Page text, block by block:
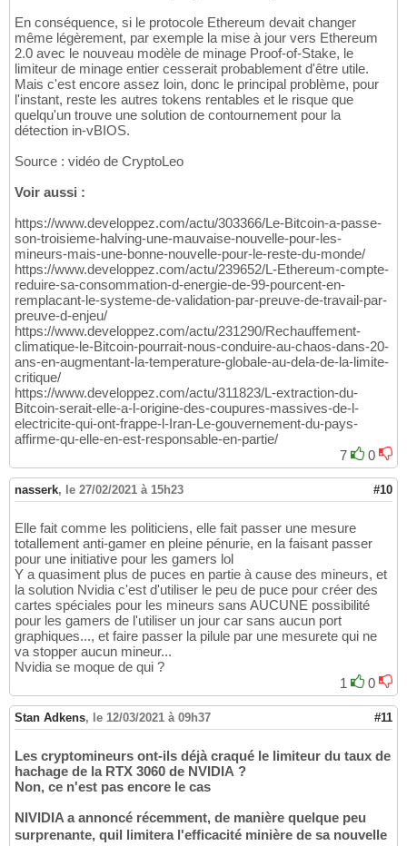
En conséquence, si le protocole Ethereum devait changer
même légèrement, par exemple la mise à jour vers Ethereum
2.0 avec le nouveau modèle de minage Proof-of-Stake, le
limiteur de minage entier cesserait probablement d'être utile.
Mais c'est encore assez loin, donc le principal problème, pour
l'instant, reste les autres tokens rentables et le risque que
quelqu'un trouve une solution de contournement pour la
détection in-vBIOS.
Source : vidéo de CryptoLeo
Voir aussi :
https://www.developpez.com/actu/303366/Le-Bitcoin-a-passe-
son-troisieme-halving-une-mauvaise-nouvelle-pour-les-
mineurs-mais-une-bonne-nouvelle-pour-le-reste-du-monde/
https://www.developpez.com/actu/239652/L-Ethereum-compte-
reduire-sa-consommation-d-energie-de-99-pourcent-en-
remplacant-le-systeme-de-validation-par-preuve-de-travail-par-
preuve-d-enjeu/
https://www.developpez.com/actu/231290/Rechauffement-
climatique-le-Bitcoin-pourrait-nous-conduire-au-chaos-dans-20-
ans-en-augmentant-la-temperature-globale-au-dela-de-la-limite-
critique/
https://www.developpez.com/actu/311823/L-extraction-du-
Bitcoin-serait-elle-a-l-origine-des-coupures-massives-de-l-
electricite-qui-ont-frappe-l-Iran-Le-gouvernement-du-pays-
affirme-qu-elle-en-est-responsable-en-partie/
7
0
nasserk, le 27/02/2021 à 15h23 #10
Elle fait comme les politiciens, elle fait passer une mesure
totallement anti-gamer en pleine pénurie, en la faisant passer
pour une initiative pour les gamers lol
Y a quasiment plus de puces en partie à cause des mineurs, et
la solution Nvidia c'est d'utiliser le peu de puce pour créer des
cartes spéciales pour les mineurs sans AUCUNE possibilité
pour les gamers de l'utiliser un jour car sans aucun port
graphiques..., et faire passer la pilule par une mesurete qui ne
va stopper aucun mineur...
Nvidia se moque de qui ?
1
0
Stan Adkens, le 12/03/2021 à 09h37 #11
Les cryptomineurs ont-ils déjà craqué le limiteur du taux de
hachage de la RTX 3060 de NVIDIA ?
Non, ce n'est pas encore le cas
NIVIDIA a annoncé récemment, de manière quelque peu
surprenante, quil limitera l'efficacité minière de sa nouvelle